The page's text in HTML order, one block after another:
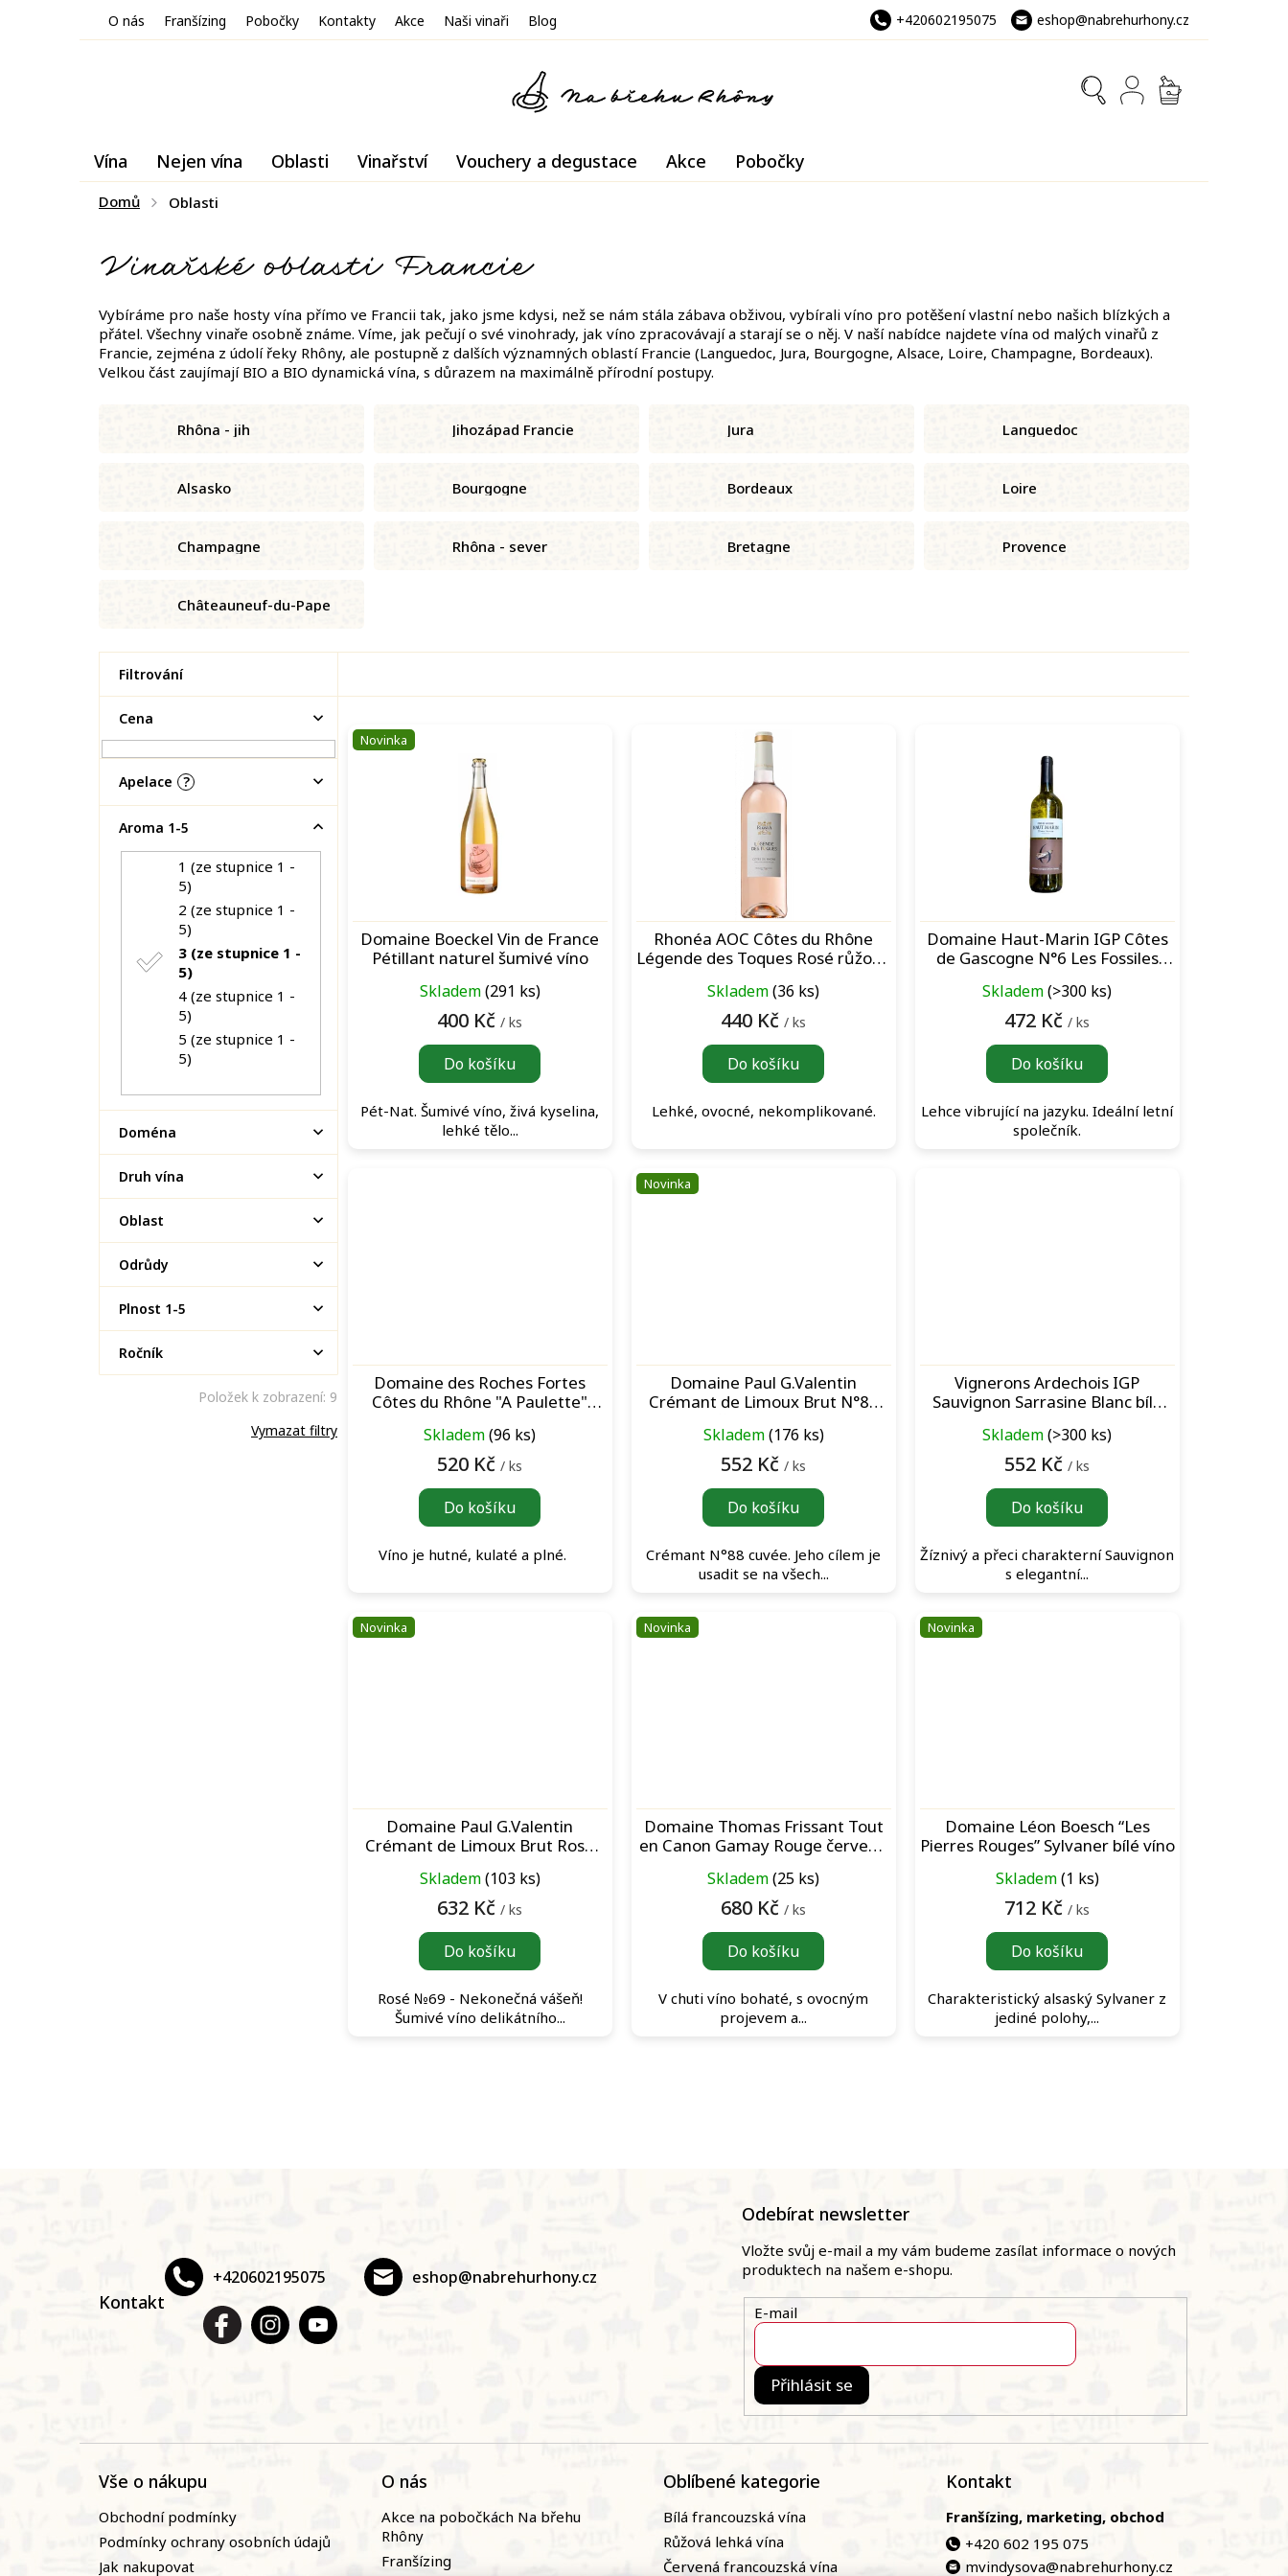
+420602195075 eshop@nabrehurhony.cz
O nás Franšízing Pobočky Kontakty Akce Naši vinaři Blog
NÁKUPNÍ
KOŠÍK
Vína Nejen vína Oblasti Vinařství Vouchery a degustace Akce Pobočky
Domů Oblasti
Vinařské oblasti Francie
Vybíráme pro naše hosty vína přímo ve Francii tak, jako jsme kdysi, než se nám stála zábava obživou, vybírali víno pro potěšení vlastní nebo našich blízkých a
přátel. Všechny vinaře osobně známe. Víme, jak pečují o své vinohrady, jak víno zpracovávají a starají se o něj. V naší nabídce najdete vína od malých vinařů z
Francie, zejména z údolí řeky Rhôny, ale postupně z dalších významných oblastí Francie (Languedoc, Jura, Bourgogne, Alsace, Loire, Champagne, Bordeaux).
Velkou část zaujímají BIO a BIO dynamická vína, s důrazem na maximálně přírodní postupy.
Rhôna - jih Jihozápad Francie Jura Languedoc
Alsasko Bourgogne Bordeaux Loire
Champagne Rhôna - sever Bretagne Provence
Châteauneuf-du-Pape
s
a
Cena
Apelace ?
Aroma 1-5
1 (ze stupnice 1 -
5)
2 (ze stupnice 1 -
5)
3 (ze stupnice 1 -
5)
4 (ze stupnice 1 -
5)
5 (ze stupnice 1 -
5)
Doména
Druh vína
Oblast
Odrůdy
Plnost 1-5
Ročník
Vymazat filtry
Položek k zobrazení: 9
Novinka
Domaine Boeckel Vin de France
Pétillant naturel šumivé víno
Skladem(291 ks)
400 Kč/ ks
Do košíku
Pét-Nat. Šumivé víno, živá kyselina,
lehké tělo...
Rhonéa AOC Côtes du Rhône
Légende des Toques Rosé růžové
Skladem(36 ks)
440 Kč/ ks
Do košíku
Lehké, ovocné, nekomplikované.
Domaine Haut-Marin IGP Côtes
de Gascogne N°6 Les Fossiles
Skladem(>300 ks)
472 Kč/ ks
Do košíku
Lehce vibrující na jazyku. Ideální letní
společník.
Domaine des Roches Fortes
Côtes du Rhône "A Paulette"
Skladem(96 ks)
520 Kč/ ks
Do košíku
Víno je hutné, kulaté a plné.
Novinka
Domaine Paul G.Valentin
Crémant de Limoux Brut N°88
Skladem(176 ks)
552 Kč/ ks
Do košíku
Crémant N°88 cuvée. Jeho cílem je
usadit se na všech...
Vignerons Ardechois IGP
Sauvignon Sarrasine Blanc bílé
Skladem(>300 ks)
552 Kč/ ks
Do košíku
Žíznivý a přeci charakterní Sauvignon
s elegantní...
Novinka
Domaine Paul G.Valentin
Crémant de Limoux Brut Rosé
Skladem(103 ks)
632 Kč/ ks
Do košíku
Rosé №69 - Nekonečná vášeň!
Šumivé víno delikátního...
Novinka
Domaine Thomas Frissant Tout
en Canon Gamay Rouge červené
Skladem(25 ks)
680 Kč/ ks
Do košíku
V chuti víno bohaté, s ovocným
projevem a...
Novinka
Domaine Léon Boesch “Les
Pierres Rouges” Sylvaner bílé víno
Skladem(1 ks)
712 Kč/ ks
Do košíku
Charakteristický alsaský Sylvaner z
jediné polohy,...
p
v
k
v
ý
i
u
Kontakt
eshop@nabrehurhony.cz
+420602195075
Odebírat newsletter
Vložte svůj e-mail a my vám budeme zasílat informace o nových
produktech na našem e-shopu.
E-mail
Přihlásit se
Vše o nákupu
Obchodní podmínky
Podmínky ochrany osobních údajů
Jak nakupovat
O nás
Akce na pobočkách Na břehu
Rhôny
Franšízing
Oblíbené kategorie
Bílá francouzská vína
Růžová lehká vína
Červená francouzská vína
Kontakt
Franšízing, marketing, obchod
+420 602 195 075
mvindysova@nabrehurhony.cz